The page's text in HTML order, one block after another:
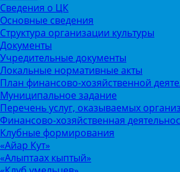
Сведения о ЦК
Основные сведения
Структура организации культуры
Документы
Учредительные документы
Локальные нормативные акты
План финансово-хозяйственной
Муниципальное задание
Перечень услуг, оказываемых
Финансово-хозяйственная
Клубные формирования
«Айар Кут»
«Алыптаах кыптый»